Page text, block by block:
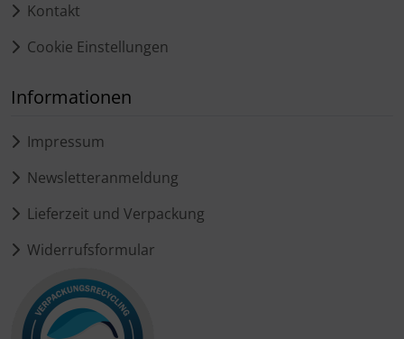
Kontakt
Cookie Einstellungen
Informationen
Impressum
Newsletteranmeldung
Lieferzeit und Verpackung
Widerrufsformular